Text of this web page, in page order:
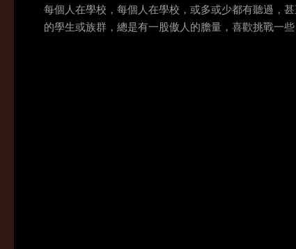
每個人在學校，每個人在學校，或多或少都有聽過，
的學生或族群，總是有一股傲人的膽量，喜歡挑戰一